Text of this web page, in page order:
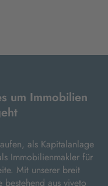
um Immobilien
als Kapitalanlage
Immobilienmakler für
Mit unserer breit
bestehend aus viveto